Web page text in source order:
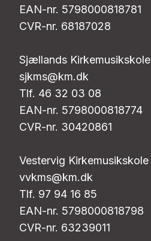
EAN-nr. 5798000818781
CVR-nr. 68187028
Sjællands Kirkemusikskole
sjkms@km.dk
Tlf. 46 32 03 08
EAN-nr. 5798000818774
CVR-nr. 30420861
Vestervig Kirkemusikskole
vvkms@km.dk
Tlf. 97 94 16 85
EAN-nr. 5798000818798
CVR-nr. 63239011